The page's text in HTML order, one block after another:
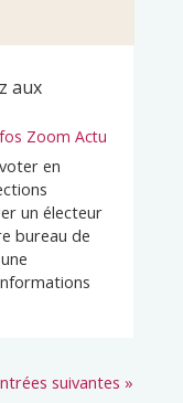
aux
Zoom Actu
en
un électeur
bureau de
suivantes »